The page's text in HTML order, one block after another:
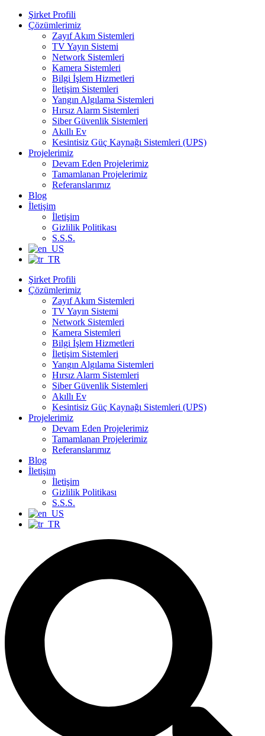
Şirket Profili
Çözümlerimiz
Zayıf Akım Sistemleri
TV Yayın Sistemi
Network Sistemleri
Kamera Sistemleri
Bilgi İşlem Hizmetleri
İletişim Sistemleri
Yangın Algılama Sistemleri
Hırsız Alarm Sistemleri
Siber Güvenlik Sistemleri
Akıllı Ev
Kesintisiz Güç Kaynağı Sistemleri (UPS)
Projelerimiz
Devam Eden Projelerimiz
Tamamlanan Projelerimiz
Referanslarımız
Blog
İletişim
İletişim
Gizlilik Politikası
S.S.S.
Şirket Profili
Çözümlerimiz
Zayıf Akım Sistemleri
TV Yayın Sistemi
Network Sistemleri
Kamera Sistemleri
Bilgi İşlem Hizmetleri
İletişim Sistemleri
Yangın Algılama Sistemleri
Hırsız Alarm Sistemleri
Siber Güvenlik Sistemleri
Akıllı Ev
Kesintisiz Güç Kaynağı Sistemleri (UPS)
Projelerimiz
Devam Eden Projelerimiz
Tamamlanan Projelerimiz
Referanslarımız
Blog
İletişim
İletişim
Gizlilik Politikası
S.S.S.